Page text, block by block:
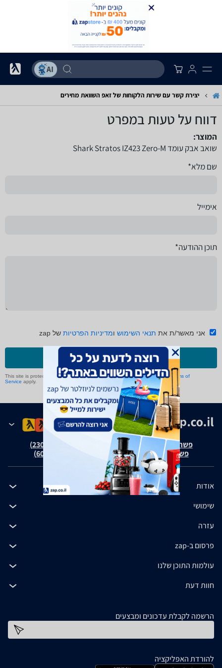
יצירת קשר עם שירות הלקוחות של זאפ השוואת מחירים
דווח על טעות במפרט
המוצר:
שואב אבק עומד Shark Stratos IZ423 Zero-M
שם מלא*
אימייל
תוכן ההודעה*
אני מאשר/ת את תנאי השימוש ומדיניות הפרטיות של zap
שליחה
This site is protected by reCAPTCHA and the GooglePrivacy Policyand Terms of
Service apply.
פשרה בת"צ אבנצ'יק נ' זאפ גרופ (ת"צ 23008-08-20)
פשרה בת"צ כהנים נ' זאפ גרופ (ת"צ 60371-12-19)
אודות
שימושי
עזרה
פרסום ב-zap
עולמות התוכן שלנו
חוות דעת
הרשמה לקבלת עדכונים ומבצעים
להורדת האפליקציה